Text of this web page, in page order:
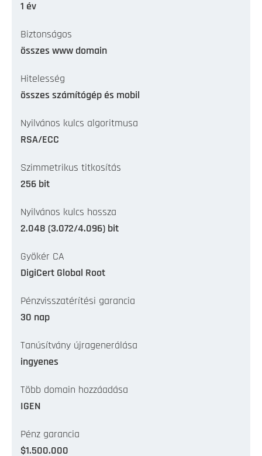
1 év
Biztonságos
összes www domain
Hitelesség
összes számítógép és mobil
Nyilvános kulcs algoritmusa
RSA/ECC
Szimmetrikus titkosítás
256 bit
Nyilvános kulcs hossza
2.048 (3.072/4.096) bit
Gyökér CA
DigiCert Global Root
Pénzvisszatérítési garancia
30 nap
Tanúsítvány újragenerálása
ingyenes
Több domain hozzáadása
IGEN
Pénz garancia
$1.500.000